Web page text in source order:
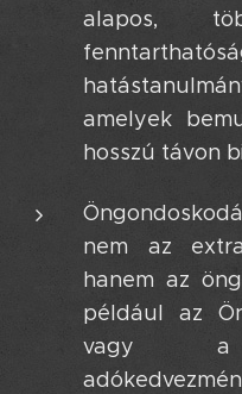
alapos,
amelyek
hosszú távon
nem az
hanem az
például az
vagy a